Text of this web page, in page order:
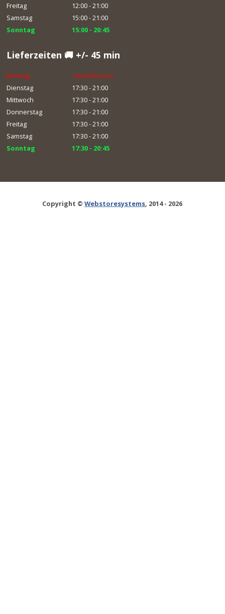
Freitag
12:00 - 21:00
Samstag
15:00 - 21:00
Sonntag
15:00 - 20:45
Lieferzeiten 🚚 +/- 45 min
Montag
Geschlossen
Dienstag
17:30 - 21:00
Mittwoch
17:30 - 21:00
Donnerstag
17:30 - 21:00
Freitag
17:30 - 21:00
Samstag
17:30 - 21:00
Sonntag
17:30 - 20:45
Copyright ©Webstoresystems, 2014 - 2026